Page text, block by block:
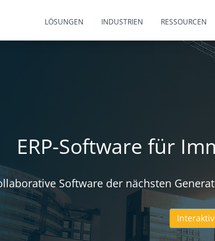
LÖSUNGEN INDUSTRIEN RESSOURCEN
ERP-Software für
Software der nächsten